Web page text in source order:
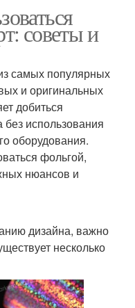
советы и
самых популярных
и оригинальных
добиться
без использования
оборудования.
фольгой,
нюансов и
дизайна, важно
несколько